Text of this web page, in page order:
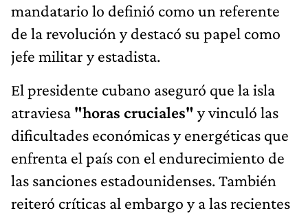
mandatario lo definió como un referente
de la revolución y destacó su papel como
jefe militar y estadista.
El presidente cubano aseguró que la isla
atraviesa "horas cruciales" y vinculó las
dificultades económicas y energéticas que
enfrenta el país con el endurecimiento de
las sanciones estadounidenses. También
reiteró críticas al embargo y a las recientes